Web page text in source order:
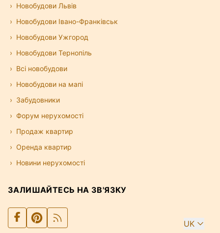
Новобудови Львів
Новобудови Івано-Франківськ
Новобудови Ужгород
Новобудови Тернопіль
Всі новобудови
Новобудови на мапі
Забудовники
Форум нерухомості
Продаж квартир
Оренда квартир
Новини нерухомості
ЗАЛИШАЙТЕСЬ НА ЗВ'ЯЗКУ
UK